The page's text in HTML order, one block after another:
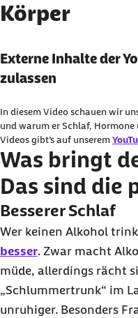
Körper
Externe Inhalte
anzeigen
Inhalte auf der Website
Ich bin damit
Daten an Drittplattform
in unserer
Externe Inhalte der
zulassen
In diesem Video schauen wir
und warum er Schlaf,
Videos gibt’s auf unserem
Was bringt
Das sind die
Besserer Schlaf
Wer keinen Alkohol
besser. Zwar macht
müde, allerdings rächt
„Schlummertrunk“ im
unruhiger. Besonders